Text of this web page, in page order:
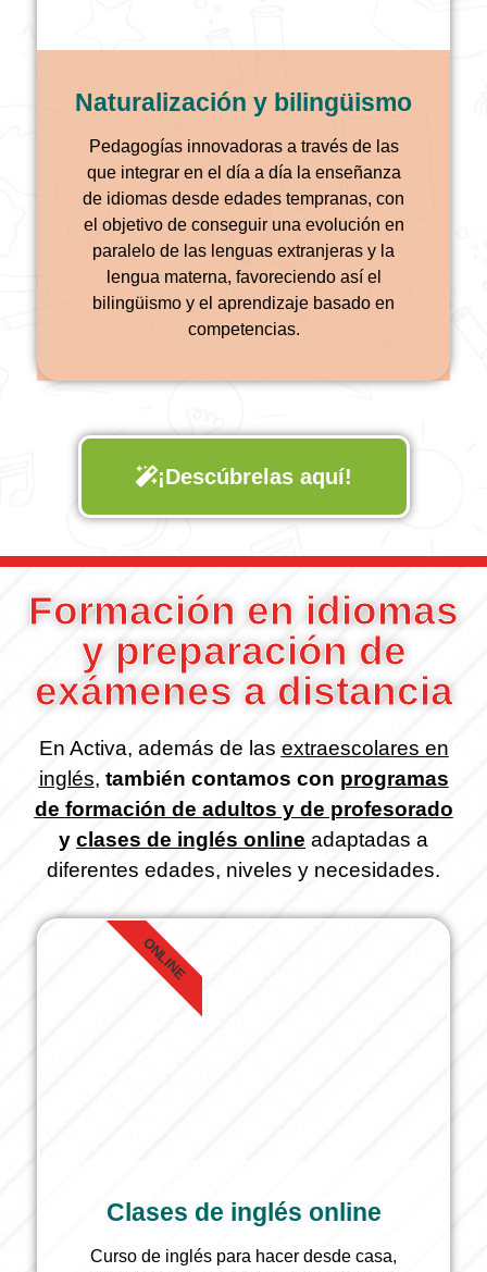
Naturalización y bilingüismo
Pedagogías innovadoras a través de las
que integrar en el día a día la enseñanza
de idiomas desde edades tempranas, con
el objetivo de conseguir una evolución en
paralelo de las lenguas extranjeras y la
lengua materna, favoreciendo así el
bilingüismo y el aprendizaje basado en
competencias.
¡Descúbrelas aquí!
Formación en idiomas
y preparación de
exámenes a distancia
En Activa, además de las extraescolares en
inglés, también contamos con programas
de formación de adultos y de profesorado
y clases de inglés online adaptadas a
diferentes edades, niveles y necesidades.
Clases de inglés online
Curso de inglés para hacer desde casa,
ONLINE